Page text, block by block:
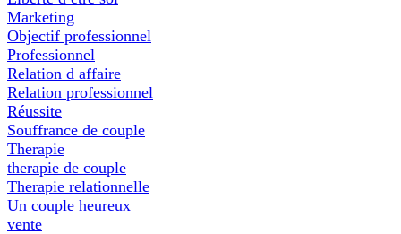
Marketing
Objectif professionnel
Professionnel
Relation d affaire
Relation professionnel
Réussite
Souffrance de couple
Therapie
therapie de couple
Therapie relationnelle
Un couple heureux
vente